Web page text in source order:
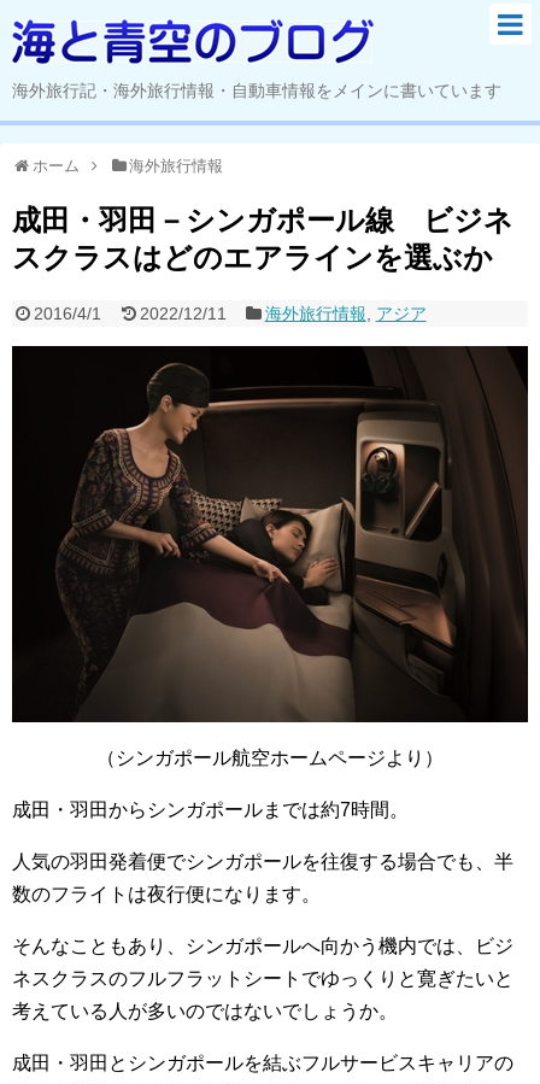
海外旅行記・海外旅行情報・自動車情報をメインに書いています
ホーム 海外旅行情報
成田・羽田－シンガポール線 ビジネ
スクラスはどのエアラインを選ぶか
2016/4/1 2022/12/11 海外旅行情報 アジア
（シンガポール航空ホームページより）
成田・羽田からシンガポールまでは約7時間。
人気の羽田発着便でシンガポールを往復する場合でも、半
数のフライトは夜行便になります。
そんなこともあり、シンガポールへ向かう機内では、ビジ
ネスクラスのフルフラットシートでゆっくりと寛ぎたいと
考えている人が多いのではないでしょうか。
成田・羽田とシンガポールを結ぶフルサービスキャリアの